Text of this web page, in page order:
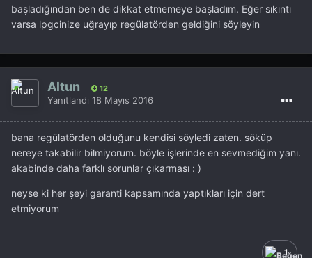
başladığından ben de dikkat etmemeye başladım. Eğer sıkıntı
varsa lpgcinize uğrayıp regülatörden geldiğini söyleyin
Altun 12
Yanıtlandı 18 Mayıs 2016
bana regülatörden olduğunu kendisi söyledi zaten. söküp
nereye takabilir bilmiyorum. böyle işlerinde en sevmediğim yanı.
akabinde daha farklı sorunlar çıkarması : )
neyse ki her şeyi garanti kapsamında yaptıkları için dert
etmiyorum
1